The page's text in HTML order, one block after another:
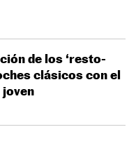
de los ‘resto-
clásicos con el